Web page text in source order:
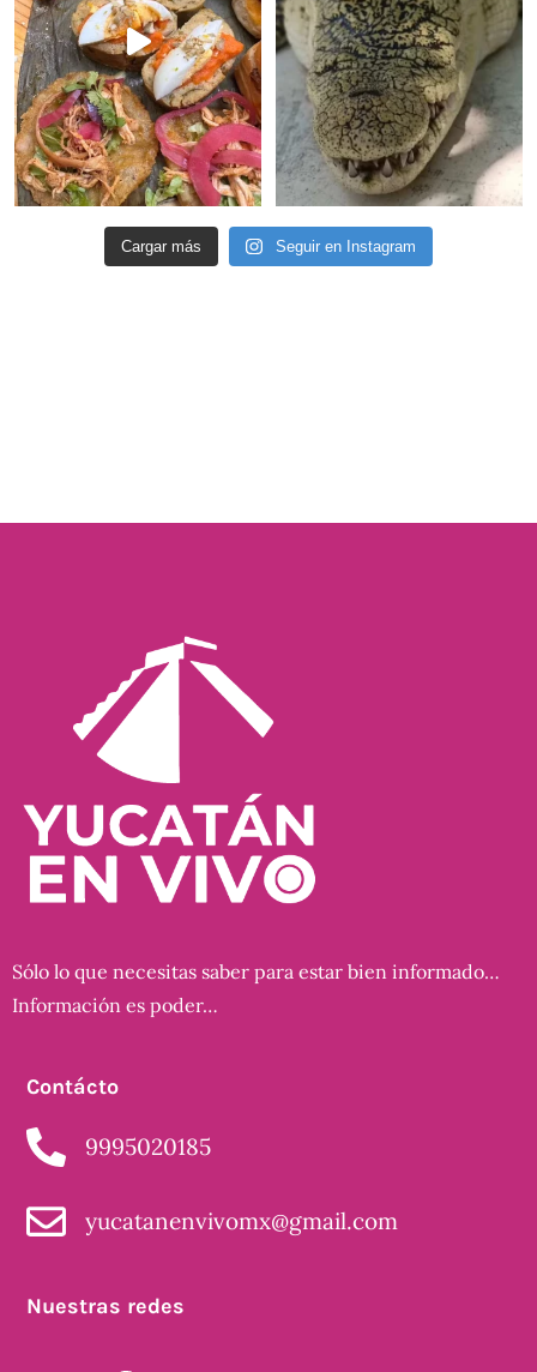
Cargar más Seguir en Instagram
Sólo lo que necesitas saber para estar bien informado…
Información es poder…
Contácto
9995020185
yucatanenvivomx@gmail.com
Nuestras redes